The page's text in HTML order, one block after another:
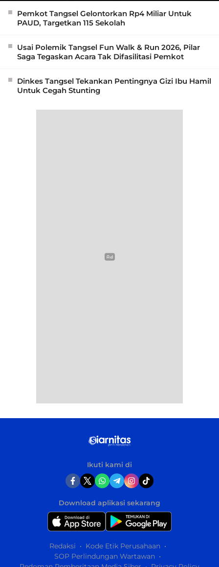
Pemkot Tangsel Gelontorkan Rp4 Miliar Untuk
PAUD, Targetkan 115 Sekolah
Usai Polemik Tangsel Fun Walk & Run 2026, Pilar
Saga Tegaskan Acara Tak Difasilitasi Pemkot
Dinkes Tangsel Tekankan Pentingnya Gizi Ibu Hamil
Untuk Cegah Stunting
Ikuti kami di
Download aplikasi sekarang
Redaksi
Kode Etik Perusahaan
SOP Perlindungan Wartawan